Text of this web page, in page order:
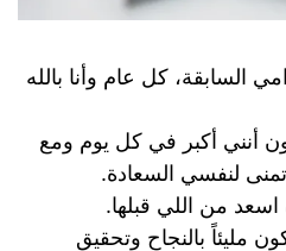
السابقة، كل عام وأنا بالله
أنني أكبر في كل يوم ومع
لنفسي السعادة.
من اللي قبلها.
مليئاً بالنجاح وتحقيق